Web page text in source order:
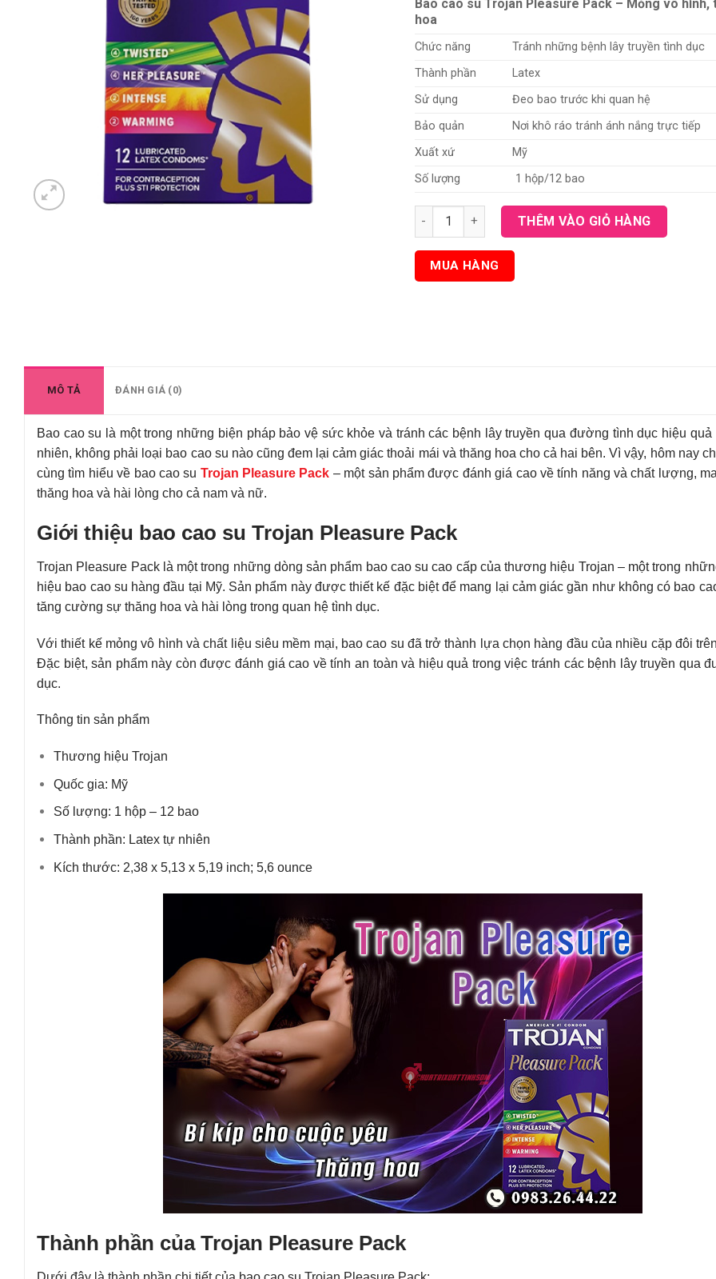
Bao cao su Trojan Pleasure Pack – Mỏng vô hình,
hoa
Chức năng
Tránh những bệnh lây truyền tình dục
Thành phần
Latex
Sử dụng
Đeo bao trước khi quan hệ
Bảo quản
Nơi khô ráo tránh ánh nắng trực tiếp
Xuất xứ
Mỹ
Số lượng
1 hộp/12 bao
Bao cao su Trojan Pleasure Pack - Mỏng vô hình,
THÊM VÀO GIỎ HÀNG
MUA HÀNG
MÔ TẢ ĐÁNH GIÁ (0)
Bao cao su là một trong những biện pháp bảo vệ sức khỏe và tránh các bệnh lây truyền qua đường tình dục hiệu quả
nhiên, không phải loại bao cao su nào cũng đem lại cảm giác thoải mái và thăng hoa cho cả hai bên. Vì vậy, hôm nay
cùng tìm hiểu về bao cao su Trojan Pleasure Pack – một sản phẩm được đánh giá cao về tính năng và chất lượng,
thăng hoa và hài lòng cho cả nam và nữ.
Giới thiệu bao cao su Trojan Pleasure Pack
Trojan Pleasure Pack là một trong những dòng sản phẩm bao cao su cao cấp của thương hiệu Trojan – một trong
hiệu bao cao su hàng đầu tại Mỹ. Sản phẩm này được thiết kế đặc biệt để mang lại cảm giác gần như không có bao
tăng cường sự thăng hoa và hài lòng trong quan hệ tình dục.
Với thiết kế mỏng vô hình và chất liệu siêu mềm mại, bao cao su đã trở thành lựa chọn hàng đầu của nhiều cặp đôi
Đặc biệt, sản phẩm này còn được đánh giá cao về tính an toàn và hiệu quả trong việc tránh các bệnh lây truyền qua
dục.
Thông tin sản phẩm
Thương hiệu Trojan
Quốc gia: Mỹ
Số lượng: 1 hộp – 12 bao
Thành phần: Latex tự nhiên
Kích thước: 2,38 x 5,13 x 5,19 inch; 5,6 ounce
Thành phần của Trojan Pleasure Pack